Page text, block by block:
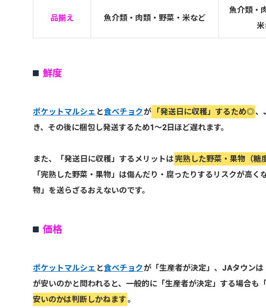
品揃え 魚介類・肉類・野菜・米など
魚介類・
鮮度
ポケットマルシェ と食べチョクが 「発送日に収穫」するため◎、
き、その後に梱包し発送するため1～2日ほど遅れます。
また、「発送日に収穫」するメリットは完熟した野菜・果物（糖
「完熟した野菜・果物」は傷んだり・腐ったりするリスクが高
物」を送らざるおえないのです。
価格
ポケットマルシェ と食べチョクが「生産者が決定」、JAタウン
が安いのかと問われると、一般的に「生産者が決定」する場合も
安いのかは判断しかねます。